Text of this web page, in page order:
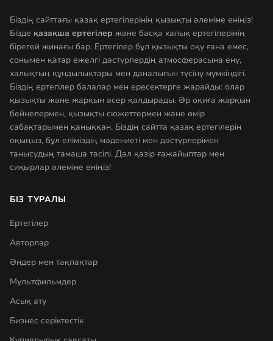
Біздің сайттағы қазақ ертегілерінің қызықты әлеміне еніңіз!
Бізде қазақша ертегілер және басқа халық ертегілерінің
бірегей жинағы бар. Ертегілер бұл қызықты оқу ғана емес,
сонымен қатар ежелгі дәстүрлердің атмосферасына ену,
халықтың құндылықтары мен даналығын түсіну мүмкіндігі.
Біздің ертегілер балалар мен ересектерге жарайды: олар
қызықты және жарқын әсер қалдырады. Әр оқиға жарқын
бейнелермен, қызықты сюжеттермен және өмір
сабақтарымен қаныққан. Біздің сайтта қазақ ертегілерін
оқыңыз, бұл еліміздің мәдениеті мен дәстүрлерімен
танысудың тамаша тәсілі. Дәл қазір ғажайыптар мен
сиқырлар әлеміне еніңіз!
БІЗ ТУРАЛЫ
Ертегілер
Авторлар
Әндер мен тақпақтар
Мультфильмдер
Асық ату
Бизнес серіктестік